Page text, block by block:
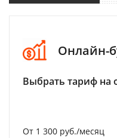
Онлайн-
Выбрать тариф на
От 1 300 руб./месяц